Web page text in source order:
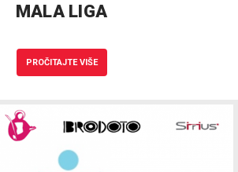
MALA LIGA
PROČITAJTE VIŠE